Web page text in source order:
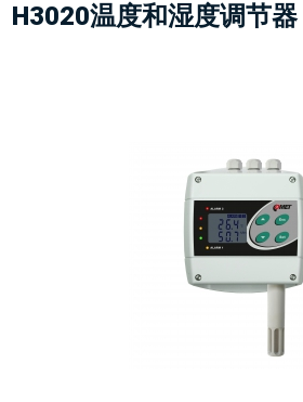
H3020温度和湿度调节器